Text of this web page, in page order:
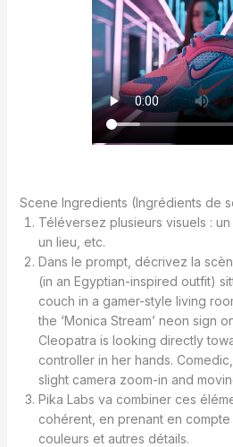
Scene Ingredients (Ingrédients de
Téléversez plusieurs visuels :
un lieu, etc.
Dans le prompt, décrivez la
(in an Egyptian-inspired outfit)
couch in a gamer-style living
the ‘Monica Stream’ neon sign
Cleopatra is looking directly
controller in her hands.
slight camera zoom-in and
Pika Labs va combiner ces
cohérent, en prenant en compte
couleurs et autres détails.